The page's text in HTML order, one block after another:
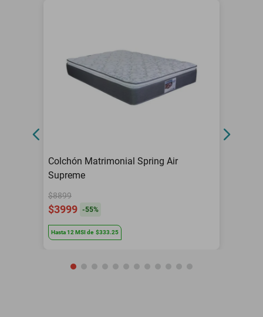
Colchón Matrimonial Spring Air
Supreme
$8899
$3999 -55%
Hasta12 MSIde $333.25